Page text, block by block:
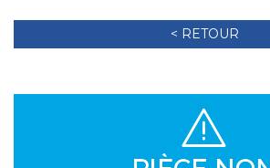
< RETOUR